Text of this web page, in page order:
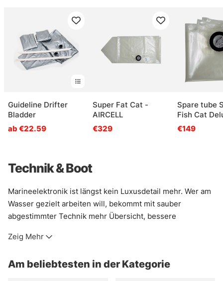
Guideline Drifter
Bladder
ab €22.59
Super Fat Cat -
AIRCELL
€329
Spare tube
Fish Cat
SFC
€149
Technik & Boot
Marineelektronik ist längst kein Luxusdetail mehr. Wer am
Wasser gezielt arbeiten will, bekommt mit sauber
abgestimmter Technik mehr Übersicht, bessere
Fischen. Gerade auf unbekannten Gewässern oder bei
Ob Kartenplotter, Echolot oder ergänzende Systeme: Gute
Zeig Mehr
Am beliebtesten in der Kategorie